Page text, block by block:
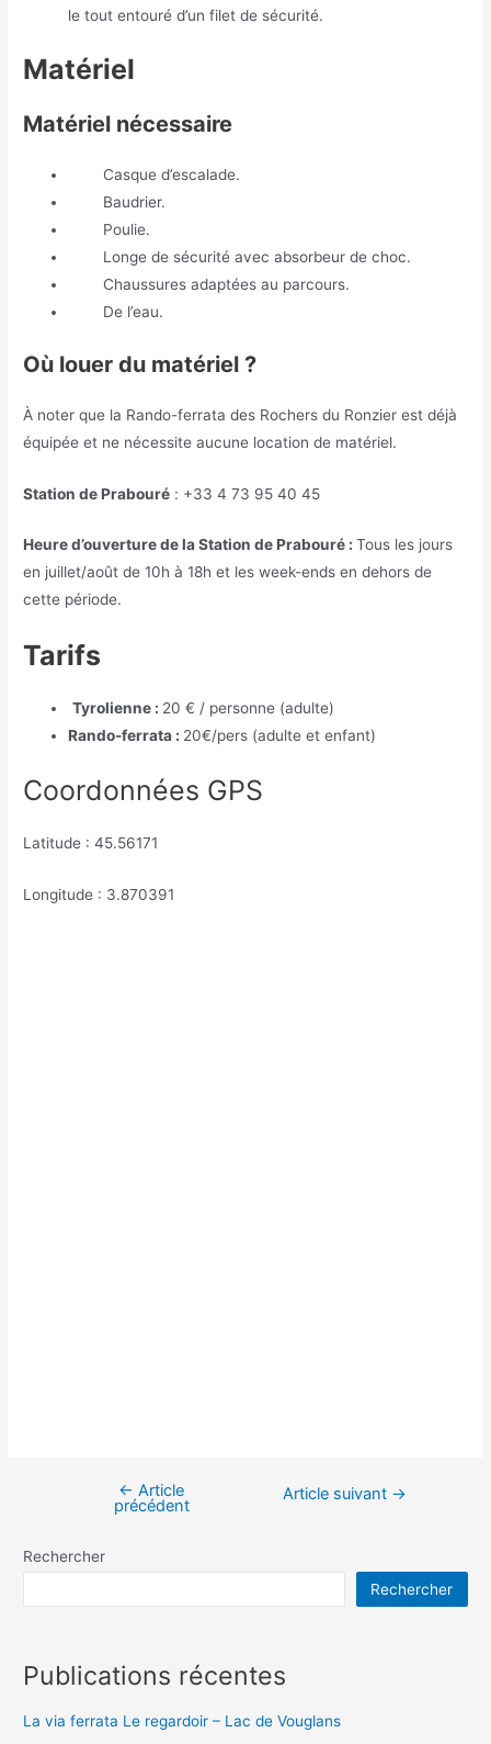
le tout entouré d’un filet de sécurité.
Matériel
Matériel nécessaire
Casque d’escalade.
Baudrier.
Poulie.
Longe de sécurité avec absorbeur de choc.
Chaussures adaptées au parcours.
De l’eau.
Où louer du matériel ?
À noter que la Rando-ferrata des Rochers du Ronzier est déjà
équipée et ne nécessite aucune location de matériel.
Station de Prabouré : +33 4 73 95 40 45
Heure d’ouverture de la Station de Prabouré :Tous les jours
en juillet/août de 10h à 18h et les week-ends en dehors de
cette période.
Tarifs
Tyrolienne : 20 € / personne (adulte)
Rando-ferrata : 20€/pers (adulte et enfant)
Coordonnées GPS
Latitude : 45.56171
Longitude : 3.870391
Navigation
l’article
← Article
précédent
Article suivant →
Rechercher
Rechercher
Publications récentes
La via ferrata Le regardoir – Lac de Vouglans